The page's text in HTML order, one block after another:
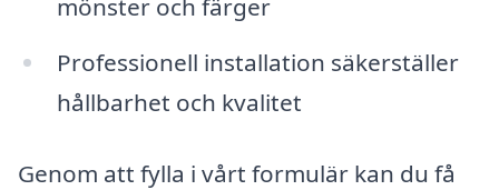
mönster och färger
Professionell installation säkerställer
hållbarhet och kvalitet
Genom att fylla i vårt formulär kan du få